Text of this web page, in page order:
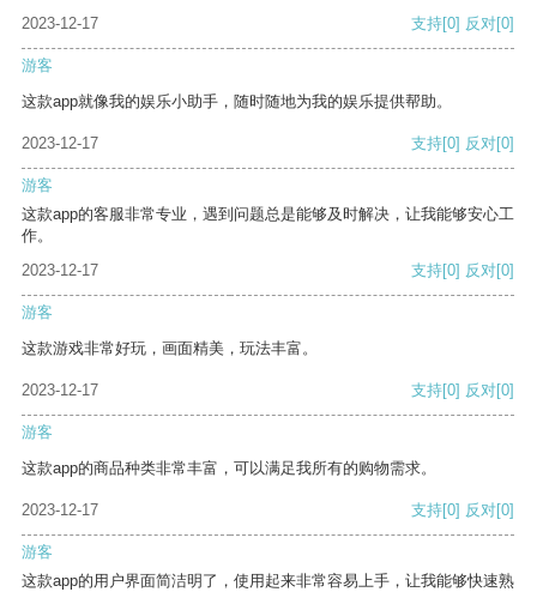
2023-12-17 支持[0] 反对[0]
游客
这款app就像我的娱乐小助手，随时随地为我的娱乐提供帮助。
2023-12-17 支持[0] 反对[0]
游客
这款app的客服非常专业，遇到问题总是能够及时解决，让我能够安心工
作。
2023-12-17
支持[0] 反对[0]
游客
这款游戏非常好玩，画面精美，玩法丰富。
2023-12-17 支持[0] 反对[0]
游客
这款app的商品种类非常丰富，可以满足我所有的购物需求。
2023-12-17 支持[0] 反对[0]
游客
这款app的用户界面简洁明了，使用起来非常容易上手，让我能够快速熟